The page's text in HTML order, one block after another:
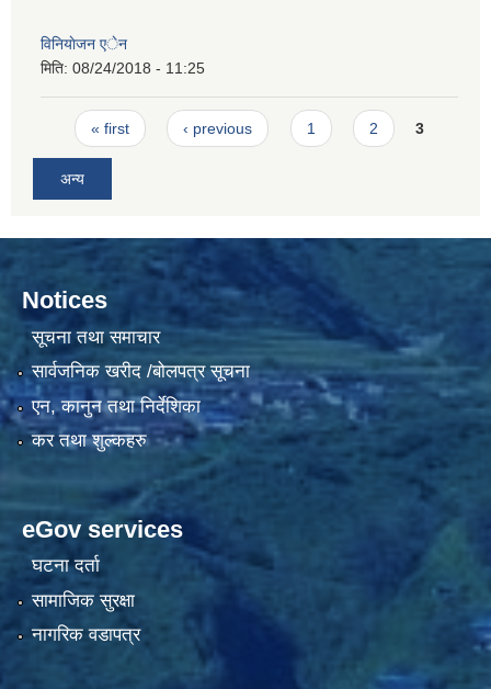
विनियाेजन एेन
मिति: 08/24/2018 - 11:25
Pages
« first ‹ previous 1 2 3
अन्य
Notices
सूचना तथा समाचार
सार्वजनिक खरीद /बोलपत्र सूचना
एन, कानुन तथा निर्देशिका
कर तथा शुल्कहरु
eGov services
घटना दर्ता
सामाजिक सुरक्षा
नागरिक वडापत्र